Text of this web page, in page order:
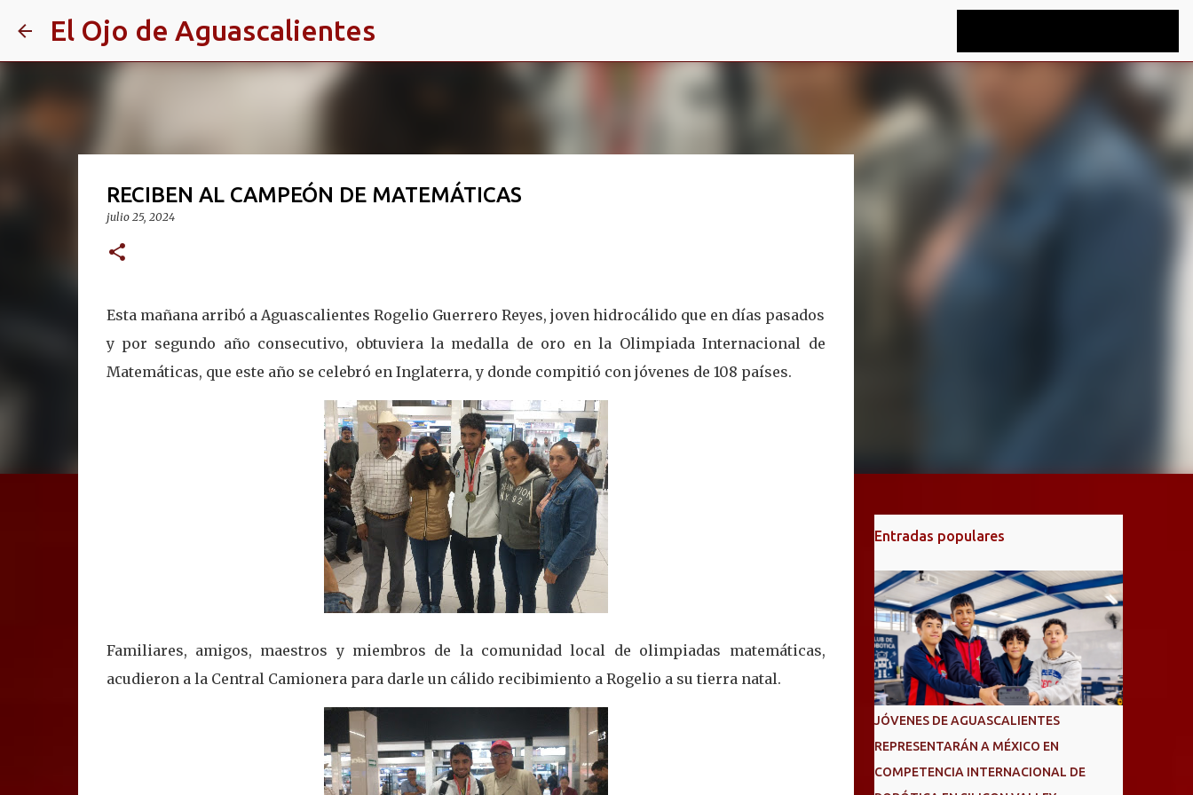
El Ojo de Aguascalientes
RECIBEN AL CAMPEÓN DE MATEMÁTICAS
julio 25, 2024
Esta mañana arribó a Aguascalientes Rogelio Guerrero Reyes, joven hidrocálido que en días pasados
y por segundo año consecutivo, obtuviera la medalla de oro en la Olimpiada Internacional de
Matemáticas, que este año se celebró en Inglaterra, y donde compitió con jóvenes de 108 países.
Familiares, amigos, maestros y miembros de la comunidad local de olimpiadas matemáticas,
acudieron a la Central Camionera para darle un cálido recibimiento a Rogelio a su tierra natal.
Entradas populares
JÓVENES DE AGUASCALIENTES
REPRESENTARÁN A MÉXICO EN
COMPETENCIA INTERNACIONAL DE